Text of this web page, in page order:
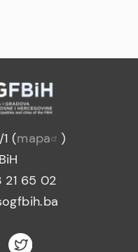
(mapa
)
21 65 02